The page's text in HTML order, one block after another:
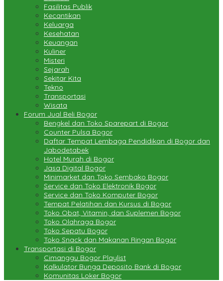
Fasilitas Publik
Kecantikan
Keluarga
Kesehatan
Keuangan
Kuliner
Misteri
Sejarah
Sekitar Kita
Tekno
Transportasi
Wisata
Forum Jual Beli Bogor
Bengkel dan Toko Sparepart di Bogor
Counter Pulsa Bogor
Daftar Tempat Lembaga Pendidikan di Bogor dan
Jabodetabek
Hotel Murah di Bogor
Jasa Digital Bogor
Minimarket dan Toko Sembako Bogor
Service dan Toko Elektronik Bogor
Service dan Toko Komputer Bogor
Tempat Pelatihan dan Kursus di Bogor
Toko Obat, Vitamin, dan Suplemen Bogor
Toko Olahraga Bogor
Toko Sepatu Bogor
Toko Snack dan Makanan Ringan Bogor
Transportasi di Bogor
Cimanggu Bogor Playlist
Kalkulator Bunga Deposito Bank di Bogor
Komunitas Loker Bogor